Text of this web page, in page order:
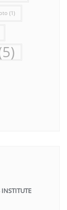
(1)